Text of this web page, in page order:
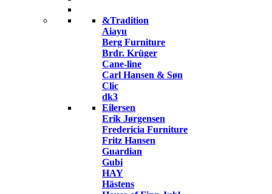
&Tradition
Aiayu
Berg Furniture
Brdr. Krüger
Cane-line
Carl Hansen & Søn
Clic
dk3
Eilersen
Erik Jørgensen
Fredericia Furniture
Fritz Hansen
Guardian
Gubi
HAY
Hästens